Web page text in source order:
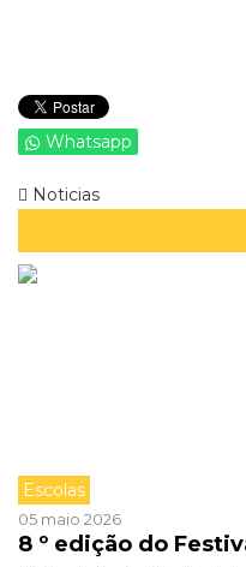
Whatsapp
Noticias
Escolas
05 maio 2026
8 º edição do